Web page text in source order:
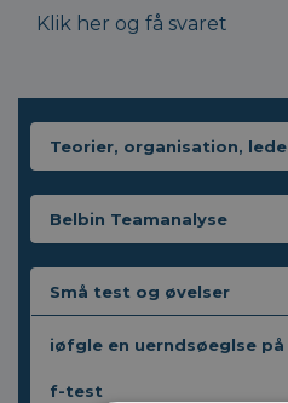
Klik her og få svaret
Teorier, organisation,
Belbin Teamanalyse
Små test og øvelser
iøfgle en uerndsøeglse
f-test